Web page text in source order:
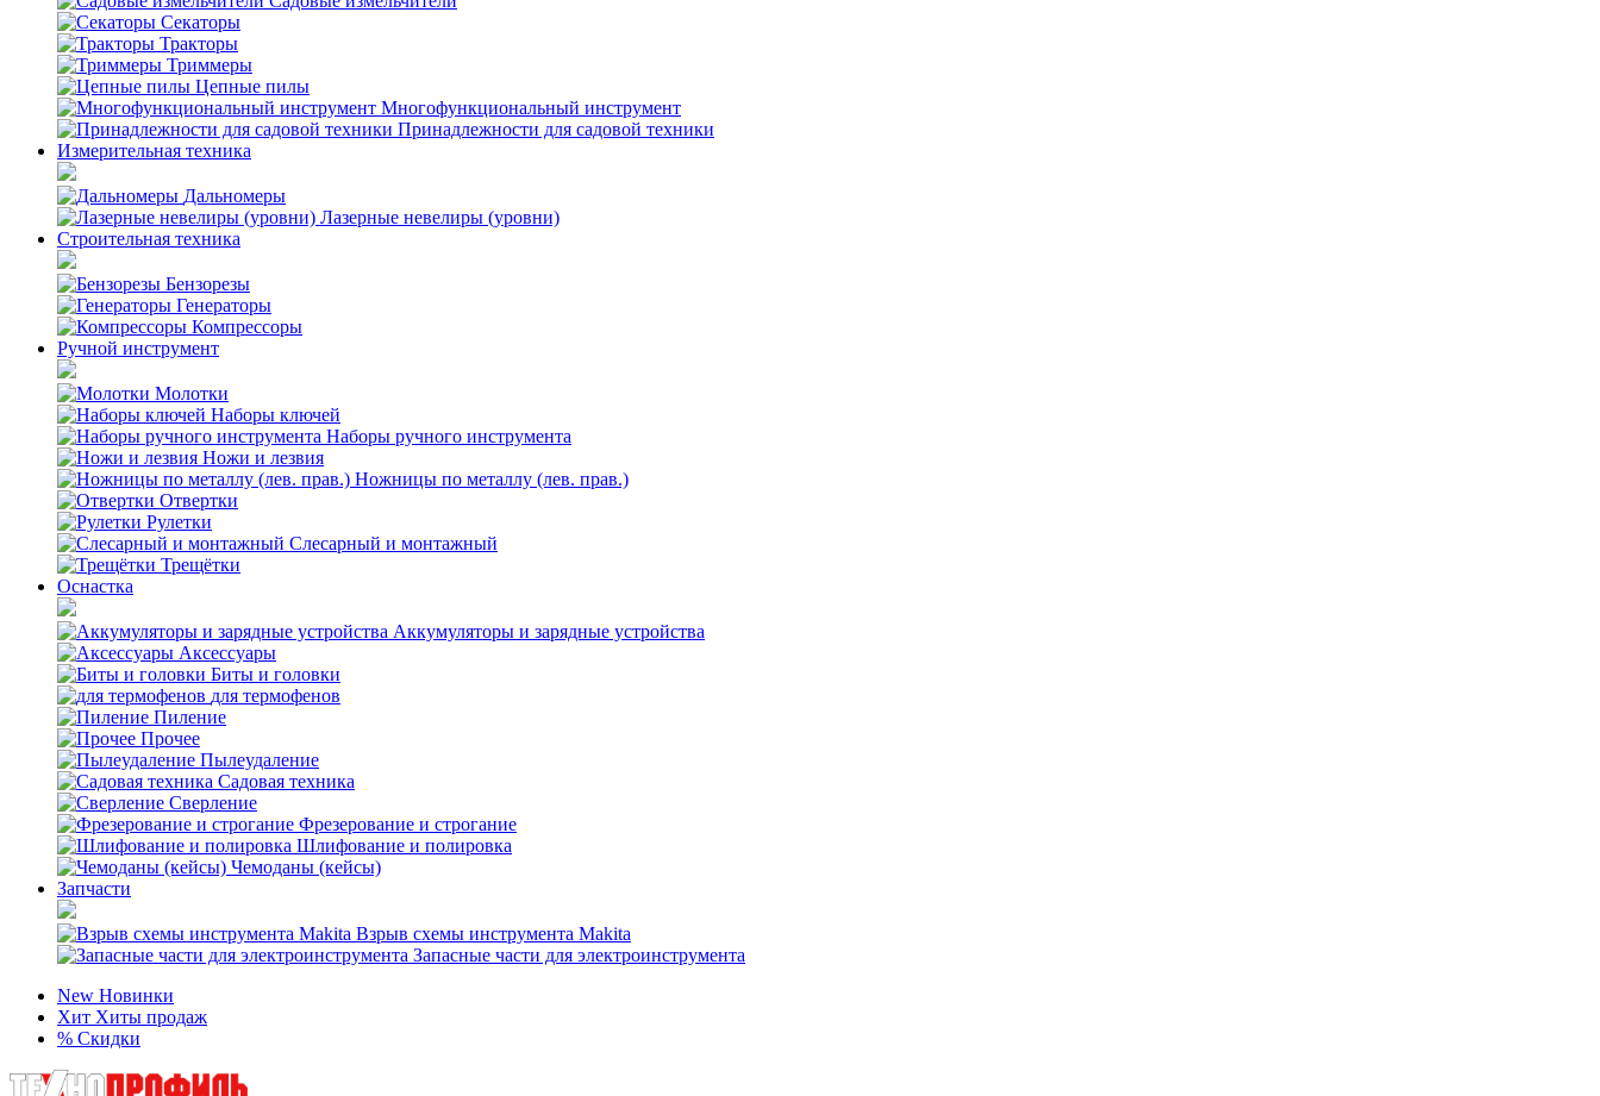
Секаторы
Тракторы
Триммеры
Цепные пилы
Многофункциональный инструмент
Принадлежности для садовой техники
Измерительная техника
Дальномеры
Лазерные невелиры (уровни)
Строительная техника
Бензорезы
Генераторы
Компрессоры
Ручной инструмент
Молотки
Наборы ключей
Наборы ручного инструмента
Ножи и лезвия
Ножницы по металлу (лев. прав.)
Отвертки
Рулетки
Слесарный и монтажный
Трещётки
Оснастка
Аккумуляторы и зарядные устройства
Аксессуары
Биты и головки
для термофенов
Пиление
Прочее
Пылеудаление
Садовая техника
Сверление
Фрезерование и строгание
Шлифование и полировка
Чемоданы (кейсы)
Запчасти
Взрыв схемы инструмента Makita
Запасные части для электроинструмента
New Новинки
Хит Хиты продаж
% Скидки